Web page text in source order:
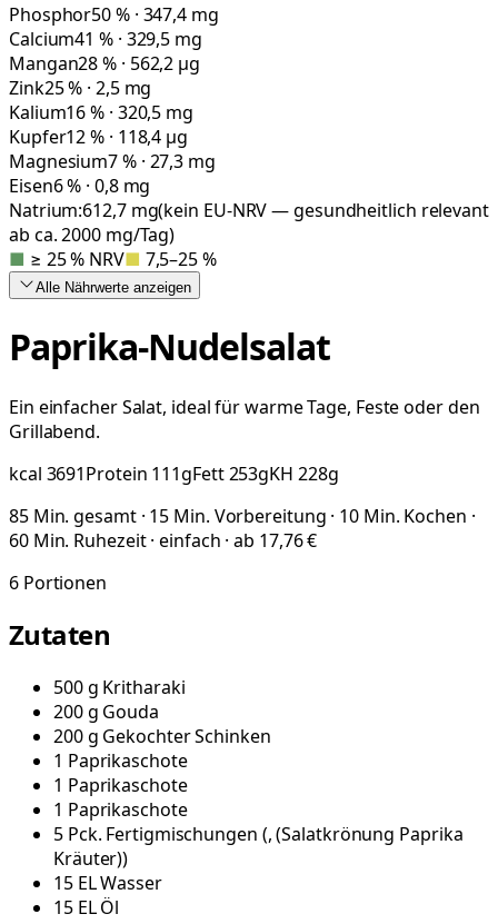
Phosphor50 % · 347,4 mg
Calcium41 % · 329,5 mg
Mangan28 % · 562,2 µg
Zink25 % · 2,5 mg
Kalium16 % · 320,5 mg
Kupfer12 % · 118,4 µg
Magnesium7 % · 27,3 mg
Eisen6 % · 0,8 mg
Natrium:612,7mg(kein EU-NRV — gesundheitlich relevant
ab ca. 2000 mg/Tag)
■ ≥ 25 % NRV■ 7,5–25 %
Alle Nährwerte anzeigen
Paprika-Nudelsalat
Ein einfacher Salat, ideal für warme Tage, Feste oder den
Grillabend.
kcal 3691Protein 111gFett253gKH 228g
85 Min. gesamt · 15 Min. Vorbereitung · 10 Min. Kochen ·
60 Min. Ruhezeit · einfach · ab 17,76 €
6 Portionen
Zutaten
500g Kritharaki
200g Gouda
200g Gekochter Schinken
1 Paprikaschote
1 Paprikaschote
1 Paprikaschote
5 Pck. Fertigmischungen (, (Salatkrönung Paprika
Kräuter))
15 ELWasser
15 ELÖl